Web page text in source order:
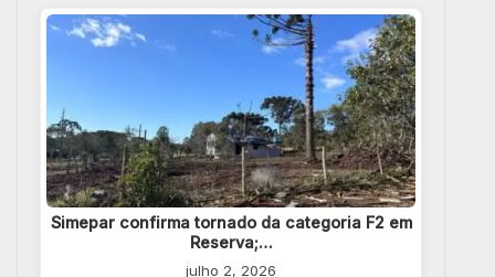
Simepar confirma tornado da categoria F2 em
Reserva;…
julho 2, 2026